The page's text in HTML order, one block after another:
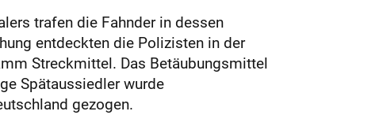
trafen die Fahnder in dessen
entdeckten die Polizisten in der
Streckmittel. Das Betäubungsmittel
Spätaussiedler wurde
gezogen.